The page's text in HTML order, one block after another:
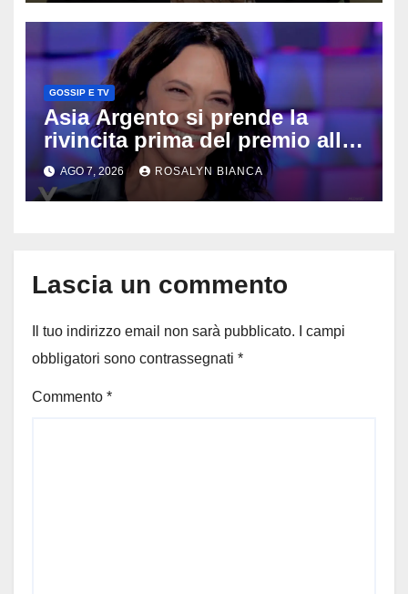
GOSSIP E TV
Asia Argento si prende la
rivincita prima del premio alla
carriera: «Mi chiamano
raccomandata e cagna»
AGO 7, 2026 ROSALYN BIANCA
Lascia un commento
Il tuo indirizzo email non sarà pubblicato.
I campi
obbligatori sono contrassegnati *
Commento *